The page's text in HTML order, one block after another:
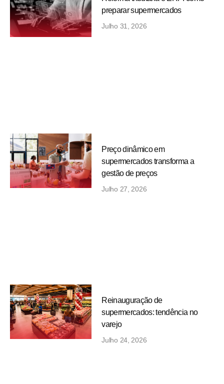
preparar supermercados
Julho 31, 2026
Preço dinâmico em
supermercados transforma a
gestão de preços
Julho 27, 2026
Reinauguração de
supermercados: tendência no
varejo
Julho 24, 2026